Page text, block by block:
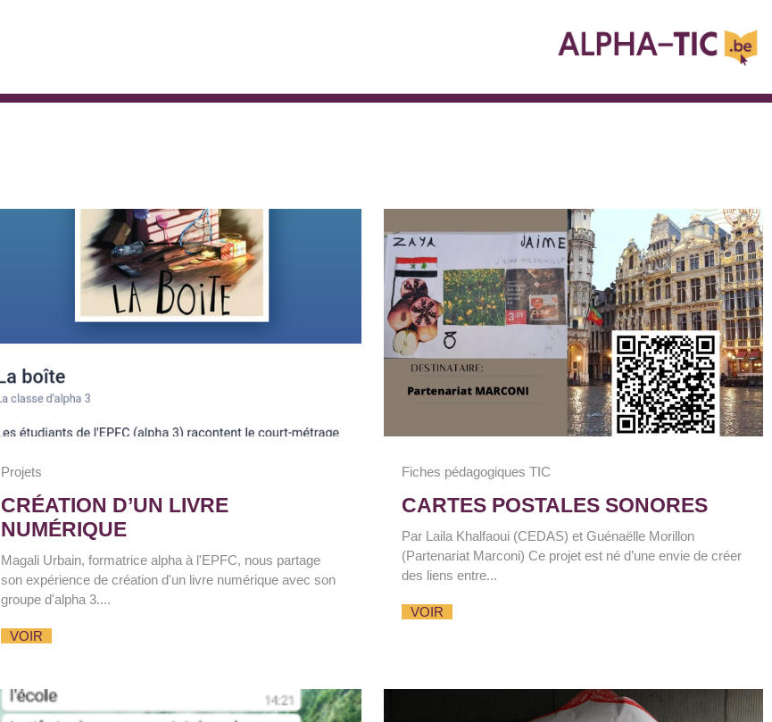
Projets
CRÉATION D’UN LIVRE
NUMÉRIQUE
Magali Urbain, formatrice alpha à l'EPFC, nous partage
son expérience de création d'un livre numérique avec son
groupe d'alpha 3....
VOIR
Fiches pédagogiques TIC
CARTES POSTALES SONORES
Par Laila Khalfaoui (CEDAS) et Guénaëlle Morillon
(Partenariat Marconi) Ce projet est né d’une envie de créer
des liens entre...
VOIR